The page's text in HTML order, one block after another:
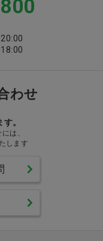
わせ
。
は、
します